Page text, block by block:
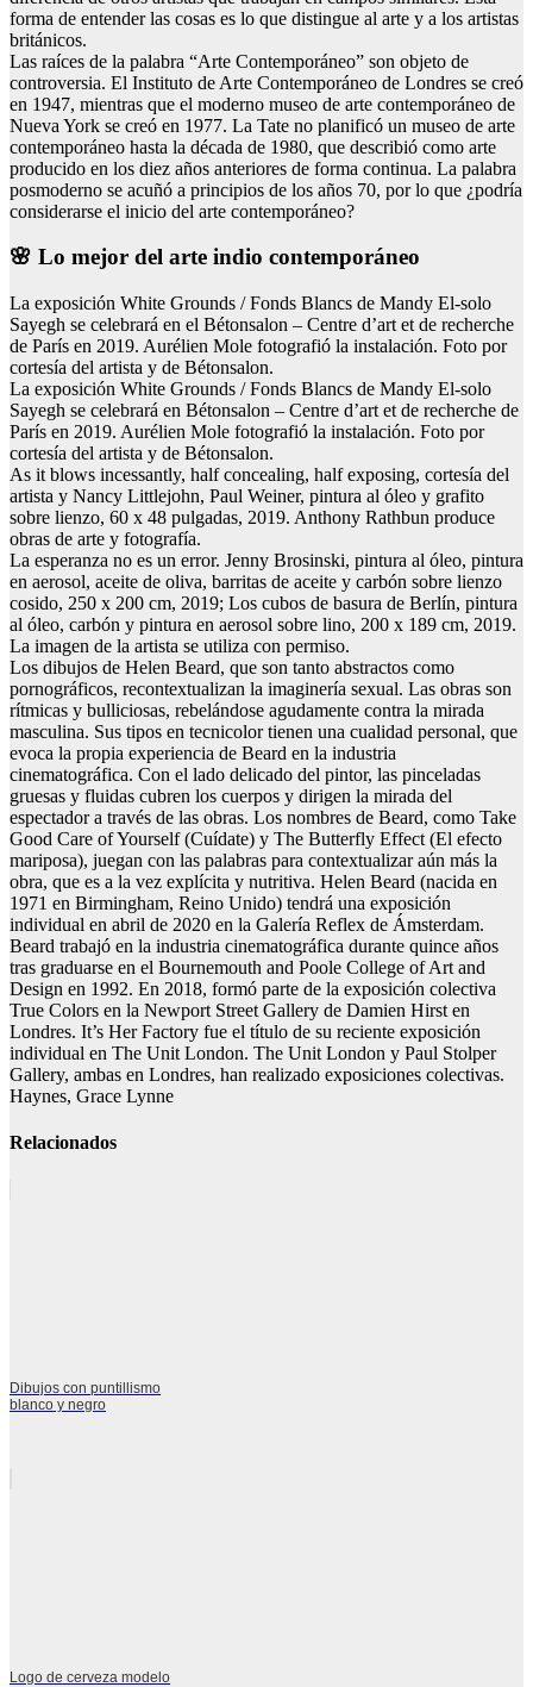
forma de entender las cosas es lo que distingue al arte y a los artistas
británicos.
Las raíces de la palabra “Arte Contemporáneo” son objeto de
controversia. El Instituto de Arte Contemporáneo de Londres se creó
en 1947, mientras que el moderno museo de arte contemporáneo de
Nueva York se creó en 1977. La Tate no planificó un museo de arte
contemporáneo hasta la década de 1980, que describió como arte
producido en los diez años anteriores de forma continua. La palabra
posmoderno se acuñó a principios de los años 70, por lo que ¿podría
considerarse el inicio del arte contemporáneo?
🌸 Lo mejor del arte indio contemporáneo
La exposición White Grounds / Fonds Blancs de Mandy El-solo
Sayegh se celebrará en el Bétonsalon – Centre d’art et de recherche
de París en 2019. Aurélien Mole fotografió la instalación. Foto por
cortesía del artista y de Bétonsalon.
La exposición White Grounds / Fonds Blancs de Mandy El-solo
Sayegh se celebrará en Bétonsalon – Centre d’art et de recherche de
París en 2019. Aurélien Mole fotografió la instalación. Foto por
cortesía del artista y de Bétonsalon.
As it blows incessantly, half concealing, half exposing, cortesía del
artista y Nancy Littlejohn, Paul Weiner, pintura al óleo y grafito
sobre lienzo, 60 x 48 pulgadas, 2019. Anthony Rathbun produce
obras de arte y fotografía.
La esperanza no es un error. Jenny Brosinski, pintura al óleo, pintura
en aerosol, aceite de oliva, barritas de aceite y carbón sobre lienzo
cosido, 250 x 200 cm, 2019; Los cubos de basura de Berlín, pintura
al óleo, carbón y pintura en aerosol sobre lino, 200 x 189 cm, 2019.
La imagen de la artista se utiliza con permiso.
Los dibujos de Helen Beard, que son tanto abstractos como
pornográficos, recontextualizan la imaginería sexual. Las obras son
rítmicas y bulliciosas, rebelándose agudamente contra la mirada
masculina. Sus tipos en tecnicolor tienen una cualidad personal, que
evoca la propia experiencia de Beard en la industria
cinematográfica. Con el lado delicado del pintor, las pinceladas
gruesas y fluidas cubren los cuerpos y dirigen la mirada del
espectador a través de las obras. Los nombres de Beard, como Take
Good Care of Yourself (Cuídate) y The Butterfly Effect (El efecto
mariposa), juegan con las palabras para contextualizar aún más la
obra, que es a la vez explícita y nutritiva. Helen Beard (nacida en
1971 en Birmingham, Reino Unido) tendrá una exposición
individual en abril de 2020 en la Galería Reflex de Ámsterdam.
Beard trabajó en la industria cinematográfica durante quince años
tras graduarse en el Bournemouth and Poole College of Art and
Design en 1992. En 2018, formó parte de la exposición colectiva
True Colors en la Newport Street Gallery de Damien Hirst en
Londres. It’s Her Factory fue el título de su reciente exposición
individual en The Unit London. The Unit London y Paul Stolper
Gallery, ambas en Londres, han realizado exposiciones colectivas.
Haynes, Grace Lynne
Relacionados
Dibujos con puntillismo
blanco y negro
Logo de cerveza modelo